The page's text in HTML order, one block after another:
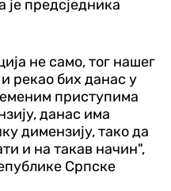
предсједника
не само, тог нашег
рекао бих данас у
приступима
данас има
димензију, тако да
и на такав начин",
Српске